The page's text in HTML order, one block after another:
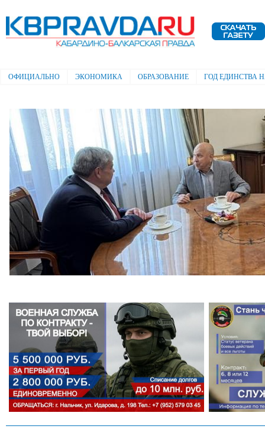
Электронная газета "Кабардино-
Балкарская правда"
Главное меню
ОФИЦИАЛЬНО ЭКОНОМИКА ОБРАЗОВАНИЕ ГОД ЕДИНСТВА